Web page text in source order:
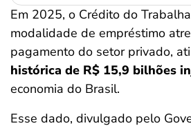
Em 2025, o Crédito do
modalidade de empréstimo
pagamento do setor privado,
histórica de R$ 15,9 bilhões
economia do Brasil.
Esse dado, divulgado pelo